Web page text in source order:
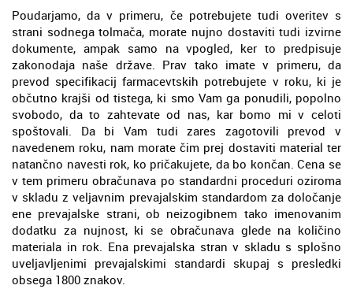
Poudarjamo, da v primeru, če potrebujete tudi overitev s
strani sodnega tolmača, morate nujno dostaviti tudi izvirne
dokumente, ampak samo na vpogled, ker to predpisuje
zakonodaja naše države. Prav tako imate v primeru, da
prevod specifikacij farmacevtskih potrebujete v roku, ki je
občutno krajši od tistega, ki smo Vam ga ponudili, popolno
svobodo, da to zahtevate od nas, kar bomo mi v celoti
spoštovali. Da bi Vam tudi zares zagotovili prevod v
navedenem roku, nam morate čim prej dostaviti material ter
natančno navesti rok, ko pričakujete, da bo končan. Cena se
v tem primeru obračunava po standardni proceduri oziroma
v skladu z veljavnim prevajalskim standardom za določanje
ene prevajalske strani, ob neizogibnem tako imenovanim
dodatku za nujnost, ki se obračunava glede na količino
materiala in rok. Ena prevajalska stran v skladu s splošno
uveljavljenimi prevajalskimi standardi skupaj s presledki
obsega 1800 znakov.